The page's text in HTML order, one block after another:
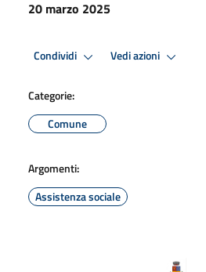
20 marzo 2025
Condividi Vedi azioni
Categorie:
Comune
Argomenti:
Assistenza sociale